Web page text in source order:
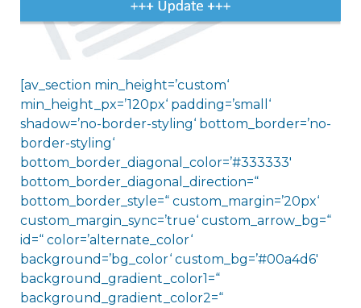
[av_section min_height=’custom‘
min_height_px=’120px‘ padding=’small‘
shadow=’no-border-styling‘ bottom_border=’no-
border-styling‘
bottom_border_diagonal_color=’#333333′
bottom_border_diagonal_direction=“
bottom_border_style=“ custom_margin=’20px‘
custom_margin_sync=’true‘ custom_arrow_bg=“
id=“ color=’alternate_color‘
background=’bg_color‘ custom_bg=’#00a4d6′
background_gradient_color1=“
background_gradient_color2=“